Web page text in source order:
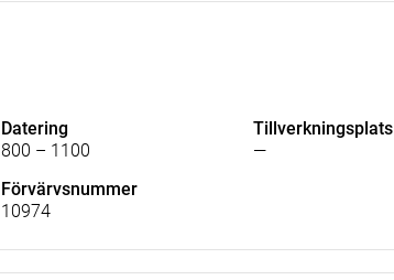
Datering
800 – 1100
Tillverkningsplats
—
Förvärvsnummer
10974